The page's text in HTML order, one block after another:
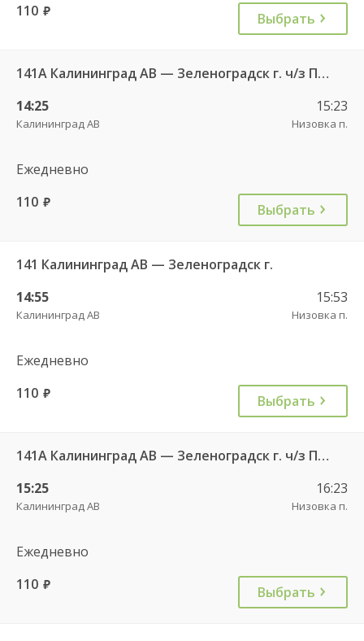
110 руб. Выбрать
141А Калининград АВ — Зеленоградск г. ч/з Петрово п.
14:25
Калининград АВ
15:23
Низовка п.
Ежедневно
110 руб. Выбрать
141 Калининград АВ — Зеленоградск г.
14:55
Калининград АВ
15:53
Низовка п.
Ежедневно
110 руб. Выбрать
141А Калининград АВ — Зеленоградск г. ч/з Петрово п.
15:25
Калининград АВ
16:23
Низовка п.
Ежедневно
110 руб. Выбрать